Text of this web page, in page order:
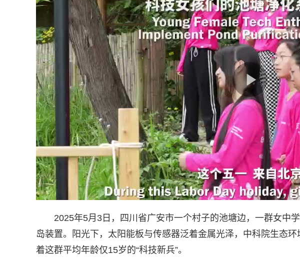
2025年5月3日，四川省广安市一个村子的池塘边，一群女中
岛装置。阳光下，太阳能板与传感器泛着金属光泽，中科院生态
着这群平均年龄仅15岁的“科技新兵”。